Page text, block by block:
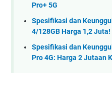
Pro+ 5G
Spesifikasi dan
4/128GB Harga 1,2 Juta!
Spesifikasi dan
Pro 4G: Harga 2 Jutaan